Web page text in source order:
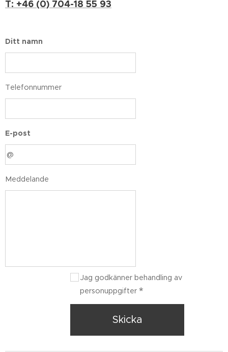
T: +46 (0) 704-18 55 93
Ditt namn
Telefonnummer
E-post
Meddelande
Jag godkänner behandling av
personuppgifter
Skicka